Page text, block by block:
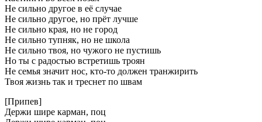
Не сильно другое в её случае
Не сильно другое, но прёт лучше
Не сильно края, но не город
Не сильно тупняк, но не школа
Не сильно твоя, но чужого не пустишь
Но ты с радостью встретишь троян
Не семья значит нос, кто-то должен транжирить
Твоя жизнь так и треснет по швам
[Припев]
Держи шире карман, поц